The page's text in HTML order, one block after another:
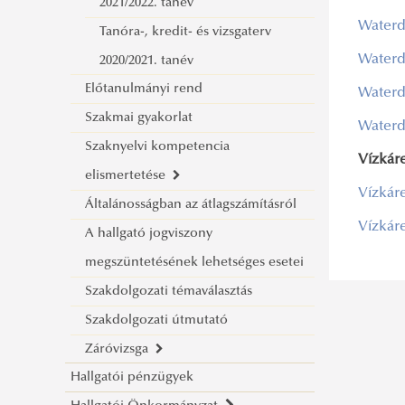
félévre
Tájékoztató a 2021/2022. tanév őszi
félévre
Tájékoztató a 2021/2022. tanév
tavaszi félévre
2021/2022. tanév
Tanóra-, kredit- és vizsgaterv
2020/2021. tanév
Előtanulmányi rend
Szakmai gyakorlat
Szaknyelvi kompetencia
elismertetése
Általános tájékoztató
Formanyomtatványok
Általánosságban az átlagszámításról
A hallgató jogviszony
megszüntetésének lehetséges esetei
Szakdolgozati témaválasztás
Szakdolgozati útmutató
Záróvizsga
Záróvizsga 2025/2026. tanév
Hallgatói pénzügyek